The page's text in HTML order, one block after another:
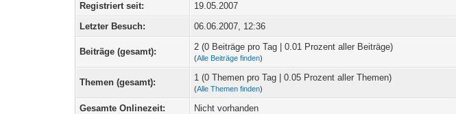
Registriert seit:
19.05.2007
Letzter Besuch:
06.06.2007, 12:36
Beiträge (gesamt): 2 (0 Beiträge pro Tag | 0.01 Prozent aller Beiträge)
(Alle Beiträge finden)
Themen (gesamt): 1 (0 Themen pro Tag | 0.05 Prozent aller Themen)
(Alle Themen finden)
Gesamte Onlinezeit:
Nicht vorhanden